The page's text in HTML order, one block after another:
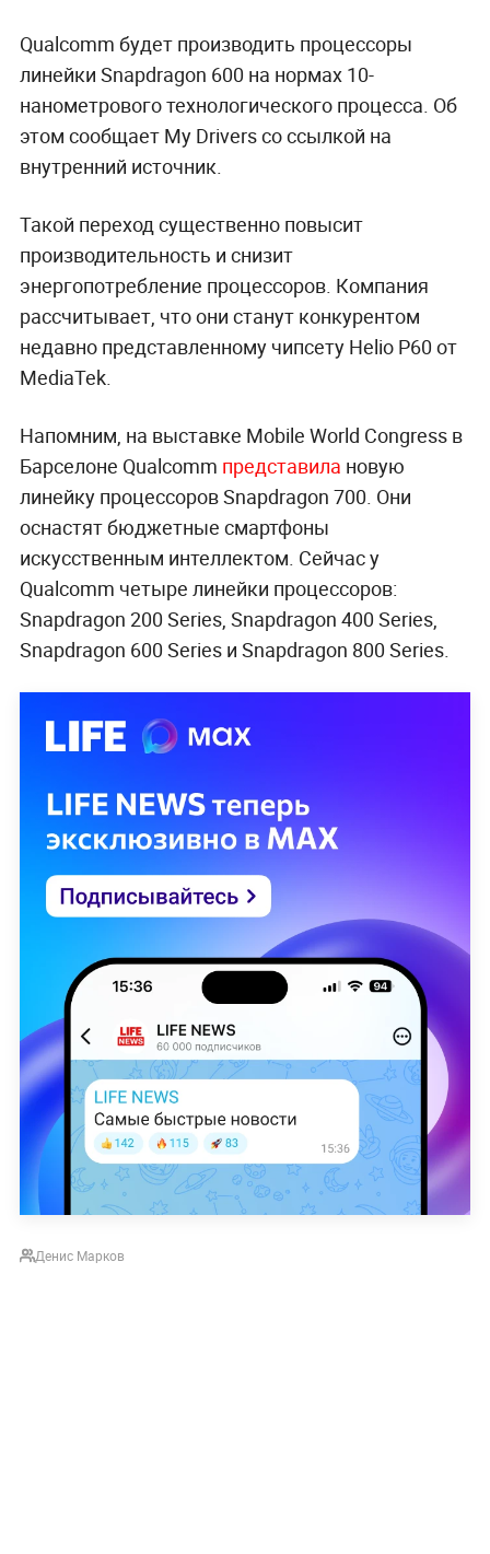
Qualcomm будет производить процессоры
линейки Snapdragon 600 на нормах 10-
нанометрового технологического процесса. Об
этом сообщает My Drivers со ссылкой на
внутренний источник.
Такой переход существенно повысит
производительность и снизит
энергопотребление процессоров. Компания
рассчитывает, что они станут конкурентом
недавно представленному чипсету Helio P60 от
MediaTek.
Напомним, на выставке Mobile World Congress в
Барселоне Qualcomm представила новую
линейку процессоров Snapdragon 700. Они
оснастят бюджетные смартфоны
искусственным интеллектом. Сейчас у
Qualcomm четыре линейки процессоров:
Snapdragon 200 Series, Snapdragon 400 Series,
Snapdragon 600 Series и Snapdragon 800 Series.
Денис Марков